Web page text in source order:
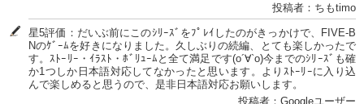
投稿者：ちもtimo
星5評価：だいぶ前にこのｼﾘｰｽﾞをﾌﾟﾚｲしたのがきっかけで、FIVE-B
Nのｹﾞｰﾑを好きになりました。久しぶりの続編、とても楽しかったで
す。ｽﾄｰﾘｰ・ｲﾗｽﾄ・ﾎﾞﾘｭｰﾑと全て満足です(о´∀`о)今までのｼﾘｰｽﾞも確
か1つしか日本語対応してなかったと思います。よりｽﾄｰﾘｰに入り込
んで楽しめると思うので、是非日本語対応お願いします。
投稿者：Googleユーザー